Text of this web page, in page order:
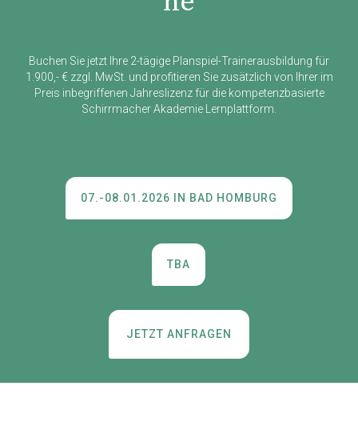
Buchen Sie jetzt Ihre 2-tägige Planspiel-Trainerausbildung für
1.900,- € zzgl. MwSt. und profitieren Sie zusätzlich von Ihrer im
Preis inbegriffenen Jahreslizenz für die kompetenzbasierte
Schirrmacher Akademie Lernplattform.
07.-08.01.2026 IN BAD HOMBURG
TBA
JETZT ANFRAGEN